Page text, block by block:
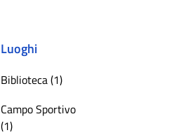
Luoghi
Biblioteca (1)
Campo Sportivo
(1)